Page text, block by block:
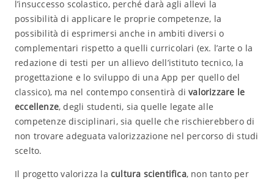
l’insuccesso scolastico, perché darà agli allevi la
possibilità di applicare le proprie competenze, la
possibilità di esprimersi anche in ambiti diversi o
complementari rispetto a quelli curricolari (ex. l’arte o la
redazione di testi per un allievo dell’istituto tecnico, la
progettazione e lo sviluppo di una App per quello del
classico), ma nel contempo consentirà divalorizzare le
eccellenze, degli studenti, sia quelle legate alle
competenze disciplinari, sia quelle che rischierebbero di
non trovare adeguata valorizzazione nel percorso di studi
scelto.
Il progetto valorizza la cultura scientifica, non tanto per